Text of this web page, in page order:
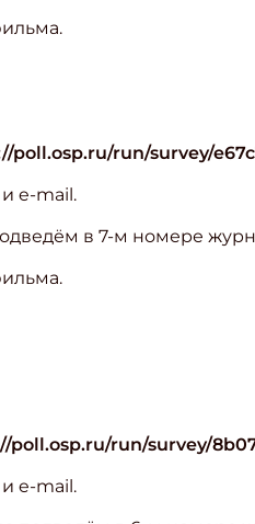
poll.osp.ru/run/survey/
e-mail.
в 7-м номере
poll.osp.ru/run/survey/
e-mail.